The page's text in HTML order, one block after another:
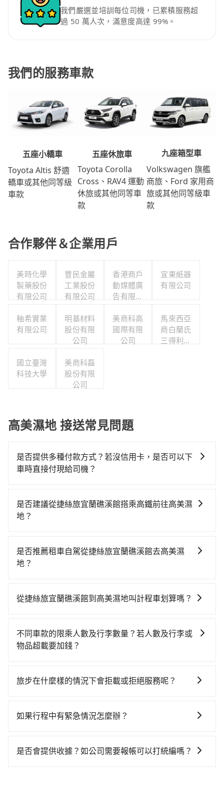
我們嚴選並培訓每位司機，已累積服務超
過 50 萬人次，滿意度高達 99%。
我們的服務車款
五座小轎車
Toyota Altis 舒適
轎車或其他同等級
車款
五座休旅車
Toyota Corolla
Cross、RAV4 運動
休旅或其他同等車
款
九座箱型車
Volkswagen 旗艦
商旅、Ford 家用商
旅或其他同等級車
款
合作夥伴＆企業用戶
美時化學
製藥股份
有限公司
豐民金屬
工業股份
有限公司
香港商戶
動媒體廣
告有限公
公司
宜東紙器
有限公司
秞希實業
有限公司
明基材料
股份有限
公司
美商科高
國際有限
公司
馬來西亞
商白蘭氏
三得利股
國立臺灣
科技大學
美商科磊
股份有限
公司
高美濕地 接送常見問題
是否提供多種付款方式？若沒信用卡，是否可以下
車時直接付現給司機？
(VISA/MasterCard/JCB)、簽帳卡 (金融信用卡) 和
AFTEE 先享受後付款等。若您沒有信用卡，建議可以使
是否建議從捷絲旅宜蘭礁溪館搭乘高鐵前往高美濕
地？
貴、費時，且難叫計程車前往高鐵站！從最早06:15一直
到22:50，南港-台中一天最多有101班次高鐵可搭乘。假
鐘。抵達高鐵站後，步行進站、現場購票並於月台排隊
分鐘出站、等待車站前排班的計程車，搭上小黃後約花
44分鐘、車費1,000元後，抵達高美濕地 (台中市清水區)
縣領有合法執照的計程車僅有700多輛，計程車的密度為
小黃司機不按表收費，看乘客是外地人便漫天喊價或恣
鐵而不預約包車，不僅每人至少額外負擔190元車資，而
是否推薦租車自駕從捷絲旅宜蘭礁溪館去高美濕
地？
時不需要閉目養神（因為要自己開車），最重要的是你
$115~205承租小轎車，每公里再額外加收$3.2，從捷絲
旅宜蘭礁溪館到高美濕地的花費預估為
時40元路邊停車費用預估進去，但額外的汽車保險與可
差的車款，如果人數超過四位，更是沒有較大的七人座
凹的車門仍未被修理，每一次租車都好像在開樂透一
從捷絲旅宜蘭礁溪館到高美濕地叫計程車划算嗎？
灣大車隊、Uber、Line Taxi、Yoxi等，如果在路邊攔不
到車，也可考慮打電話至附近的計程車隊，如昌鏋計程
tripool可省高達$1,200。但如果你無法提前預約，或偏
難度是台北或新北的100倍之多。再加上宜蘭縣有些計程
格或服務品質上，tripool都是你從捷絲旅宜蘭礁溪館到
不同車款的限乘人數及行李數量？若人數及行李或
物品超載要加錢？
的車型。 五人座驕車可乘坐三位乘客，並可攜帶三個隨
型車可乘坐八位乘客，並可攜帶八個隨身行李與六個30
據情況收取微搬家費用，費用在300至500元之間。
旅步在什麼樣的情況下會拒載或拒絕服務呢？
原因，司機有權拒絕服務： 1) 當日搭車人數或行李超過
同行，卻無自備或加購兒童座椅。提醒您，為了保護孩
如果行程中有緊急情況怎麼辦？
是否會提供收據？如公司需要報帳可以打統編嗎？